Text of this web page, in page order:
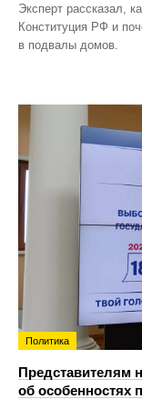
Эксперт рассказал,
Конституция РФ и
в подвалы домов.
Политика
Представителям
об особенностях